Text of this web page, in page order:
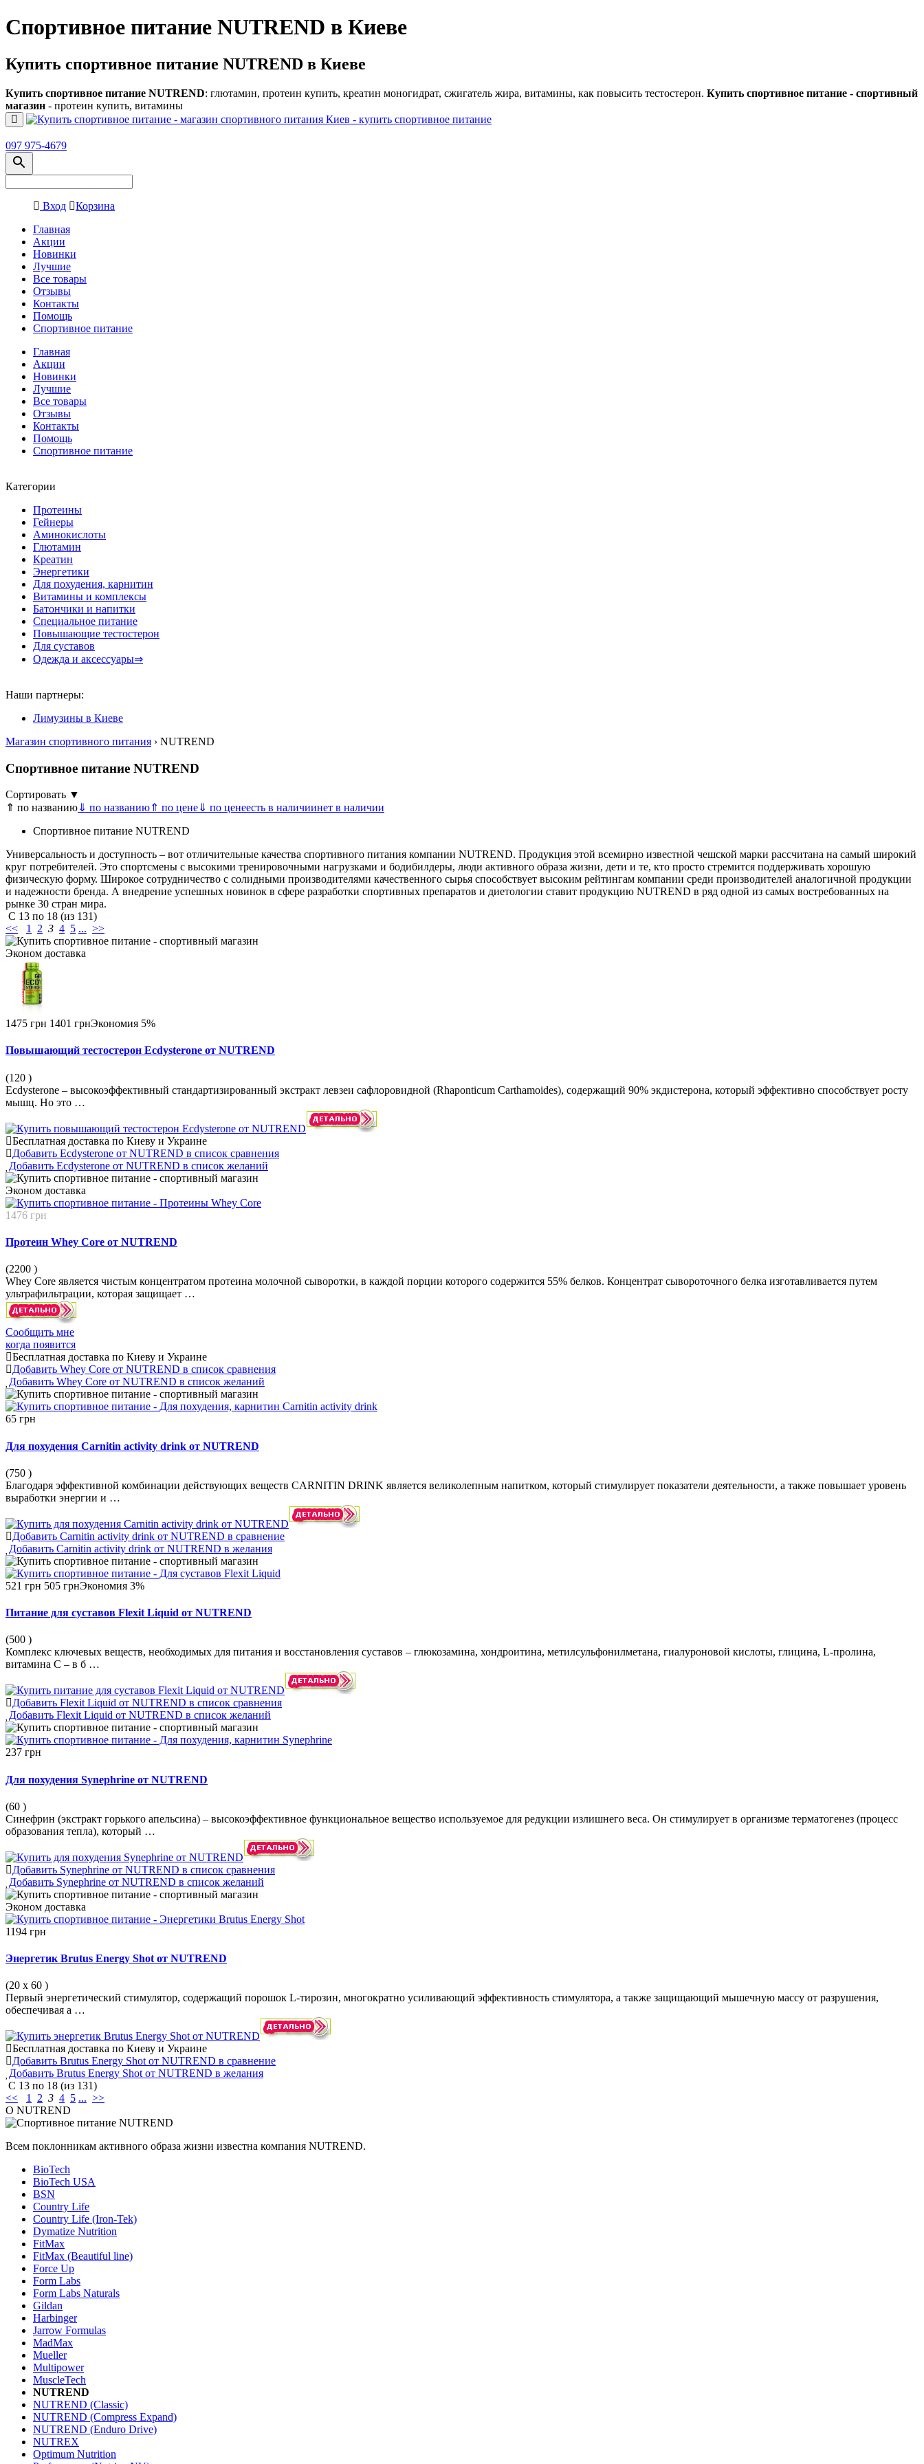
Спортивное питание NUTREND в Киеве
Купить спортивное питание NUTREND в Киеве
Купить спортивное питание NUTREND: глютамин, протеин купить, креатин моногидрат, сжигатель жира, витамины, как повысить тестостерон. Купить спортивное питание - спортивный
магазин - протеин купить, витамины
097 975-4679
Вход
Корзина
Главная
Акции
Новинки
Лучшие
Все товары
Отзывы
Контакты
Помощь
Спортивное питание
Главная
Акции
Новинки
Лучшие
Все товары
Отзывы
Контакты
Помощь
Спортивное питание
Категории
Протеины
Гейнеры
Аминокислоты
Глютамин
Креатин
Энергетики
Для похудения, карнитин
Витамины и комплексы
Батончики и напитки
Специальное питание
Повышающие тестостерон
Для суставов
Одежда и аксессуары⇒
Наши партнеры:
Лимузины в Киеве
Магазин спортивного питания › NUTREND
Спортивное питание NUTREND
Сортировать ▼
⇑ по названию⇓ по названию⇑ по цене⇓ по ценеесть в наличиинет в наличии
Спортивное питание NUTREND
Универсальность и доступность – вот отличительные качества спортивного питания компании NUTREND. Продукция этой всемирно известной чешской марки рассчитана на самый широкий
круг потребителей. Это спортсмены с высокими тренировочными нагрузками и бодибилдеры, люди активного образа жизни, дети и те, кто просто стремится поддерживать хорошую
физическую форму. Широкое сотрудничество с солидными производителями качественного сырья способствует высоким рейтингам компании среди производителей аналогичной продукции
и надежности бренда. А внедрение успешных новинок в сфере разработки спортивных препаратов и диетологии ставит продукцию NUTREND в ряд одной из самых востребованных на
рынке 30 стран мира.
С 13 по 18 (из 131)
<<
1 2 3 4 5 ... >>
Эконом доставка
1475 грн 1401 грнЭкономия 5%
Повышающий тестостерон Ecdysterone от NUTREND
(120 )
Ecdysterone – высокоэффективный стандартизированный экстракт левзеи сафлоровидной (Rhaponticum Carthamoides), содержащий 90% экдистерона, который эффективно способствует росту
мышц. Но это …
Бесплатная доставка по Киеву и Украине
Добавить Ecdysterone от NUTREND в список сравнения
Добавить Ecdysterone от NUTREND в список желаний
Эконом доставка
1476 грн
Протеин Whey Core от NUTREND
(2200 )
Whey Core является чистым концентратом протеина молочной сыворотки, в каждой порции которого содержится 55% белков. Концентрат сывороточного белка изготавливается путем
ультрафильтрации, которая защищает …
Сообщить мне
когда появится
Бесплатная доставка по Киеву и Украине
Добавить Whey Core от NUTREND в список сравнения
Добавить Whey Core от NUTREND в список желаний
65 грн
Для похудения Carnitin activity drink от NUTREND
(750 )
Благодаря эффективной комбинации действующих веществ CARNITIN DRINK является великолепным напитком, который стимулирует показатели деятельности, а также повышает уровень
выработки энергии и …
Добавить Carnitin activity drink от NUTREND в сравнение
Добавить Carnitin activity drink от NUTREND в желания
521 грн 505 грнЭкономия 3%
Питание для суставов Flexit Liquid от NUTREND
(500 )
Комплекс ключевых веществ, необходимых для питания и восстановления суставов – глюкозамина, хондроитина, метилсульфонилметана, гиалуроновой кислоты, глицина, L-пролина,
витамина C – в б …
Добавить Flexit Liquid от NUTREND в список сравнения
Добавить Flexit Liquid от NUTREND в список желаний
237 грн
Для похудения Synephrine от NUTREND
(60 )
Синефрин (экстракт горького апельсина) – высокоэффективное функциональное вещество используемое для редукции излишнего веса. Он стимулирует в организме терматогенез (процесс
образования тепла), который …
Добавить Synephrine от NUTREND в список сравнения
Добавить Synephrine от NUTREND в список желаний
Эконом доставка
1194 грн
Энергетик Brutus Energy Shot от NUTREND
(20 х 60 )
Первый энергетический стимулятор, содержащий порошок L-тирозин, многократно усиливающий эффективность стимулятора, а также защищающий мышечную массу от разрушения,
обеспечивая а …
Бесплатная доставка по Киеву и Украине
Добавить Brutus Energy Shot от NUTREND в сравнение
Добавить Brutus Energy Shot от NUTREND в желания
С 13 по 18 (из 131)
<<
1 2 3 4 5 ... >>
О NUTREND
Всем поклонникам активного образа жизни известна компания NUTREND.
BioTech
BioTech USA
BSN
Country Life
Country Life (Iron-Tek)
Dymatize Nutrition
FitMax
FitMax (Beautiful line)
Force Up
Form Labs
Form Labs Naturals
Gildan
Harbinger
Jarrow Formulas
MadMax
Mueller
Multipower
MuscleTech
NUTREND
NUTREND (Classic)
NUTREND (Compress Expand)
NUTREND (Enduro Drive)
NUTREX
Optimum Nutrition